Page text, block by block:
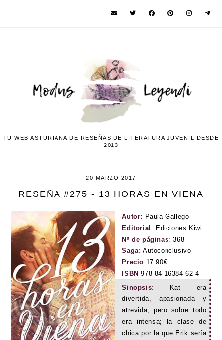
TU WEB ASTURIANA DE RESEÑAS DE LITERATURA JUVENIL DESDE
2013
20 MARZO 2017
RESEÑA #275 - 13 HORAS EN VIENA
Autor: Paula Gallego
Editorial : Ediciones Kiwi
Nº de páginas: 368
Saga: Autoconclusivo
Precio 17.90€
ISBN 978-84-16384-62-4
Sinopsis:
Kat era
divertida, apasionada y
atrevida, pero sobre todo
era intensa; la clase de
chica por la que Erik sería